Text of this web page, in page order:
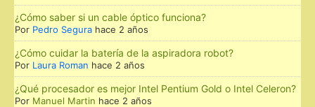
¿Cómo saber si un cable óptico funciona?
Por Pedro Segura hace 2 años
¿Cómo cuidar la batería de la aspiradora robot?
Por Laura Roman hace 2 años
¿Qué procesador es mejor Intel Pentium Gold o Intel Celeron?
Por Manuel Martin hace 2 años